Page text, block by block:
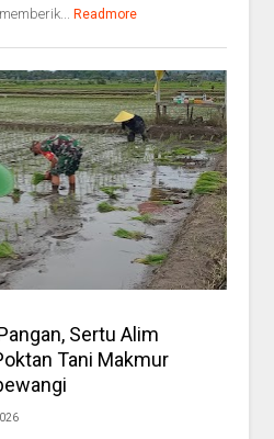
Readmore
Sertu Alim
Tani Makmur